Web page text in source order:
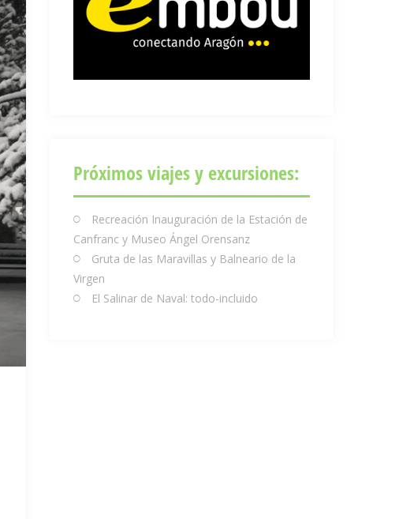
Próximos viajes y excursiones:
Recreación Inauguración de la Estación de
Canfranc y Museo Ángel Orensanz
Gruta de las Maravillas y Balneario de la
Virgen
El Salinar de Naval: todo-incluido